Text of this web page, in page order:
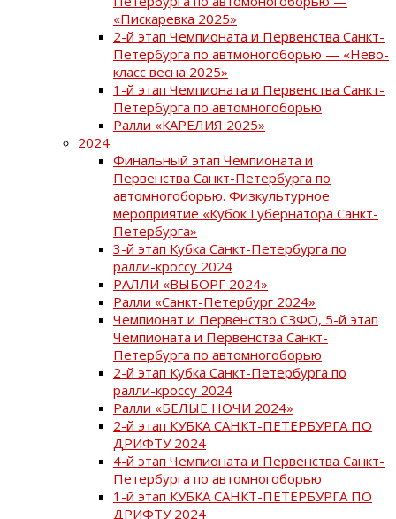
«Пискаревка 2025»
2-й этап Чемпионата и Первенства Санкт-
Петербурга по автмоногоборью — «Нево-
класс весна 2025»
1-й этап Чемпионата и Первенства Санкт-
Петербурга по автомногоборью
Ралли «КАРЕЛИЯ 2025»
2024
Финальный этап Чемпионата и
Первенства Санкт-Петербурга по
автомногоборью. Физкультурное
мероприятие «Кубок Губернатора Санкт-
Петербурга»
3-й этап Кубка Санкт-Петербурга по
ралли-кроссу 2024
РАЛЛИ «ВЫБОРГ 2024»
Ралли «Санкт-Петербург 2024»
Чемпионат и Первенство СЗФО, 5-й этап
Чемпионата и Первенства Санкт-
Петербурга по автомногоборью
2-й этап Кубка Санкт-Петербурга по
ралли-кроссу 2024
Ралли «БЕЛЫЕ НОЧИ 2024»
2-й этап КУБКА САНКТ-ПЕТЕРБУРГА ПО
ДРИФТУ 2024
4-й этап Чемпионата и Первенства Санкт-
Петербурга по автомногоборью
1-й этап КУБКА САНКТ-ПЕТЕРБУРГА ПО
ДРИФТУ 2024